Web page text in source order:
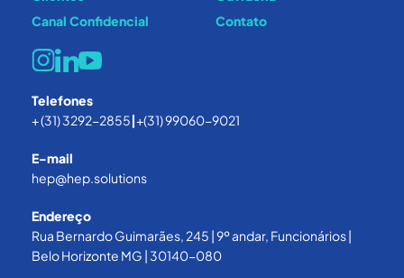
Canal Confidencial
Contato
Telefones
+ (31) 3292-2855|+(31) 99060-9021
E-mail
hep@hep.solutions
Endereço
Rua Bernardo Guimarães, 245 | 9º andar, Funcionários |
Belo Horizonte MG | 30140-080